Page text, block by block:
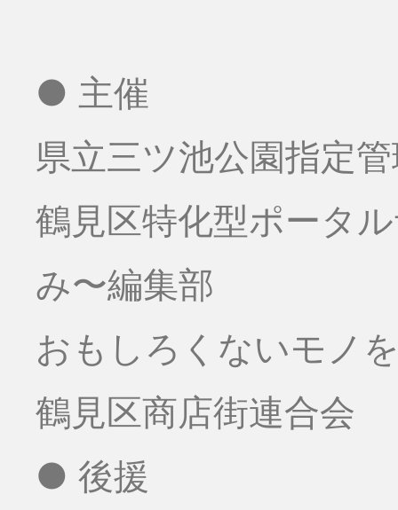
● 主催
県立三ツ池公園指定
鶴見区特化型ポータ
み〜編集部
おもしろくないモノ
鶴見区商店街連合会
● 後援